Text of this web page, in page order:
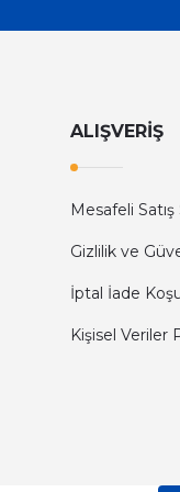
ALIŞVERİŞ
Mesafeli
Gizlilik ve
İptal İade
Kişisel Veriler